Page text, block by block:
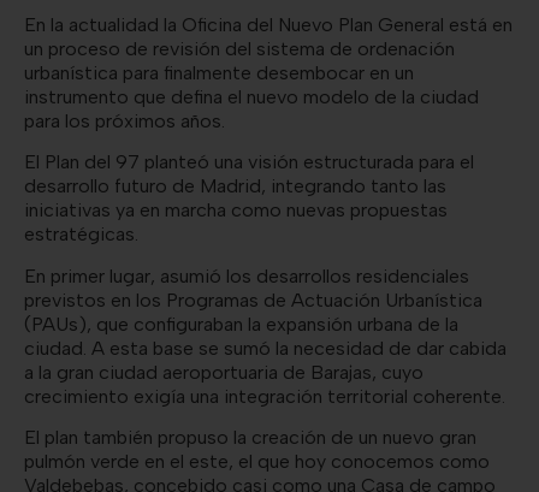
En la actualidad la Oficina del Nuevo Plan General está en
un proceso de revisión del sistema de ordenación
urbanística para finalmente desembocar en un
instrumento que defina el nuevo modelo de la ciudad
para los próximos años.
El Plan del 97 planteó una visión estructurada para el
desarrollo futuro de Madrid, integrando tanto las
iniciativas ya en marcha como nuevas propuestas
estratégicas.
En primer lugar, asumió los desarrollos residenciales
previstos en los Programas de Actuación Urbanística
(PAUs), que configuraban la expansión urbana de la
ciudad. A esta base se sumó la necesidad de dar cabida
a la gran ciudad aeroportuaria de Barajas, cuyo
crecimiento exigía una integración territorial coherente.
El plan también propuso la creación de un nuevo gran
pulmón verde en el este, el que hoy conocemos como
Valdebebas, concebido casi como una Casa de campo